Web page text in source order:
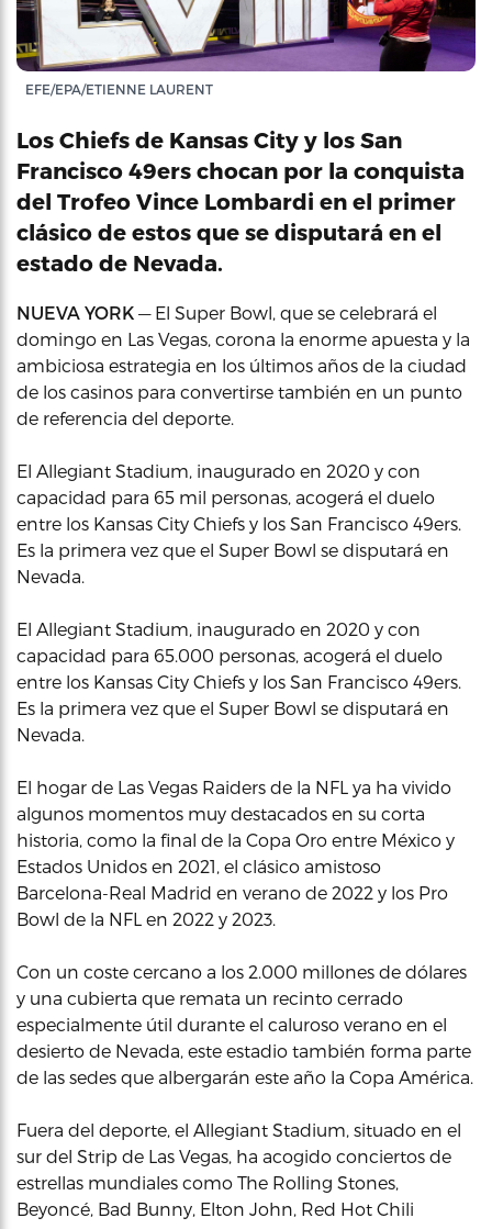
EFE/EPA/ETIENNE LAURENT
Los Chiefs de Kansas City y los San
Francisco 49ers chocan por la conquista
del Trofeo Vince Lombardi en el primer
clásico de estos que se disputará en el
estado de Nevada.
NUEVA YORK — El Super Bowl, que se celebrará el
domingo en Las Vegas, corona la enorme apuesta y la
ambiciosa estrategia en los últimos años de la ciudad
de los casinos para convertirse también en un punto
de referencia del deporte.
El Allegiant Stadium, inaugurado en 2020 y con
capacidad para 65 mil personas, acogerá el duelo
entre los Kansas City Chiefs y los San Francisco 49ers.
Es la primera vez que el Super Bowl se disputará en
Nevada.
El Allegiant Stadium, inaugurado en 2020 y con
capacidad para 65.000 personas, acogerá el duelo
entre los Kansas City Chiefs y los San Francisco 49ers.
Es la primera vez que el Super Bowl se disputará en
Nevada.
El hogar de Las Vegas Raiders de la NFL ya ha vivido
algunos momentos muy destacados en su corta
historia, como la final de la Copa Oro entre México y
Estados Unidos en 2021, el clásico amistoso
Barcelona-Real Madrid en verano de 2022 y los Pro
Bowl de la NFL en 2022 y 2023.
Con un coste cercano a los 2.000 millones de dólares
y una cubierta que remata un recinto cerrado
especialmente útil durante el caluroso verano en el
desierto de Nevada, este estadio también forma parte
de las sedes que albergarán este año la Copa América.
Fuera del deporte, el Allegiant Stadium, situado en el
sur del Strip de Las Vegas, ha acogido conciertos de
estrellas mundiales como The Rolling Stones,
Beyoncé, Bad Bunny, Elton John, Red Hot Chili